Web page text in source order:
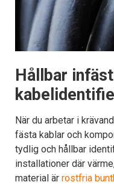
Hållbar
När du arbetar i
fästa kablar och
tydlig och hållbar
installationer där
material är rostfria